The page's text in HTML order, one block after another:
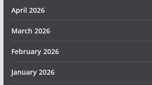
April 2026
March 2026
February 2026
January 2026